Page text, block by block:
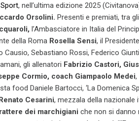
, nell’ultima edizione 2025
Orsolini. Presenti e premiati, tra
l’Ambasciatore in Italia del
della Roma Rosella Sensi, il
Causio, Sebastiano Rossi, Federico
gli allenatori Fabrizio Castori,
Cormio, coach Giampaolo Medei,
food Daniele Bartocci, ‘La Domenica
Cesarini, mezzala della
dei marchigiani che non si